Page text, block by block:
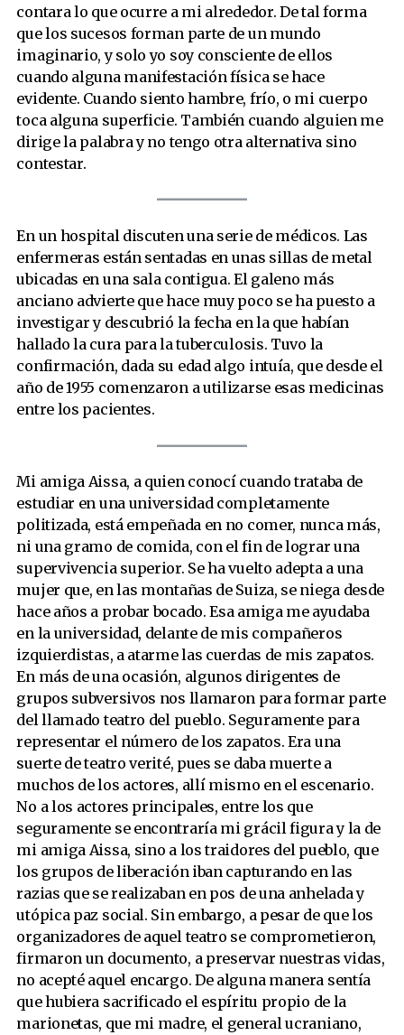
contara lo que ocurre a mi alrededor. De tal forma
que los sucesos forman parte de un mundo
imaginario, y solo yo soy consciente de ellos
cuando alguna manifestación física se hace
evidente. Cuando siento hambre, frío, o mi cuerpo
toca alguna superficie. También cuando alguien me
dirige la palabra y no tengo otra alternativa sino
contestar.
En un hospital discuten una serie de médicos. Las
enfermeras están sentadas en unas sillas de metal
ubicadas en una sala contigua. El galeno más
anciano advierte que hace muy poco se ha puesto a
investigar y descubrió la fecha en la que habían
hallado la cura para la tuberculosis. Tuvo la
confirmación, dada su edad algo intuía, que desde el
año de 1955 comenzaron a utilizarse esas medicinas
entre los pacientes.
Mi amiga Aissa, a quien conocí cuando trataba de
estudiar en una universidad completamente
politizada, está empeñada en no comer, nunca más,
ni una gramo de comida, con el fin de lograr una
supervivencia superior. Se ha vuelto adepta a una
mujer que, en las montañas de Suiza, se niega desde
hace años a probar bocado. Esa amiga me ayudaba
en la universidad, delante de mis compañeros
izquierdistas, a atarme las cuerdas de mis zapatos.
En más de una ocasión, algunos dirigentes de
grupos subversivos nos llamaron para formar parte
del llamado teatro del pueblo. Seguramente para
representar el número de los zapatos. Era una
suerte de teatro verité, pues se daba muerte a
muchos de los actores, allí mismo en el escenario.
No a los actores principales, entre los que
seguramente se encontraría mi grácil figura y la de
mi amiga Aissa, sino a los traidores del pueblo, que
los grupos de liberación iban capturando en las
razias que se realizaban en pos de una anhelada y
utópica paz social. Sin embargo, a pesar de que los
organizadores de aquel teatro se comprometieron,
firmaron un documento, a preservar nuestras vidas,
no acepté aquel encargo. De alguna manera sentía
que hubiera sacrificado el espíritu propio de la
marionetas, que mi madre, el general ucraniano,